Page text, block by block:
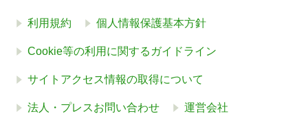
利用規約 個人情報保護基本方針
Cookie等の利用に関するガイドライン
サイトアクセス情報の取得について
法人・プレスお問い合わせ 運営会社